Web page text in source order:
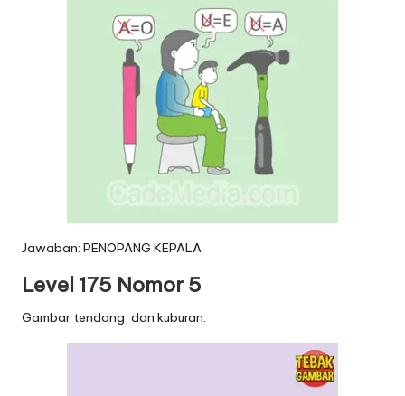
Jawaban: PENOPANG KEPALA
Level 175 Nomor 5
Gambar tendang, dan kuburan.